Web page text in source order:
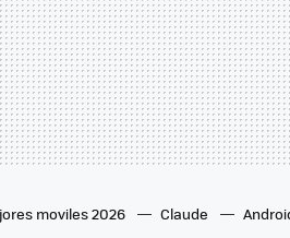
moviles 2026 Claude